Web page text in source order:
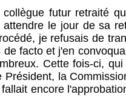
futur retraité
attendre le jour de sa
je refusais de
de facto et j'en
Cette fois-ci,
la
encore